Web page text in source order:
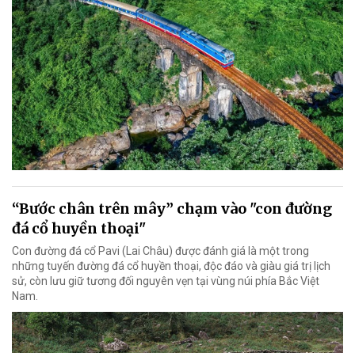
“Bước chân trên mây” chạm vào "con đường
đá cổ huyền thoại"
Con đường đá cổ Pavi (Lai Châu) được đánh giá là một trong
những tuyến đường đá cổ huyền thoại, độc đáo và giàu giá trị lịch
sử, còn lưu giữ tương đối nguyên vẹn tại vùng núi phía Bắc Việt
Nam.